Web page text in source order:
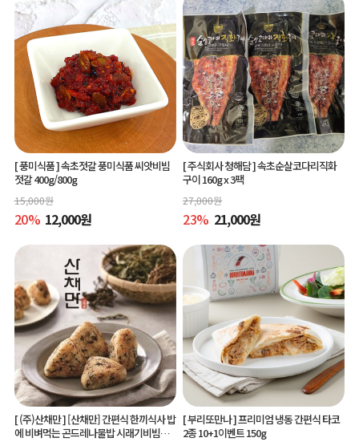
[ 풍미식품 ]속초젓갈 풍미식품 씨앗비빔
젓갈 400g/800g
15,000원
20% 12,000원
[ 주식회사 청해담 ]속초순살코다리직화
구이 160g x 3팩
27,000원
23% 21,000원
[ (주)산채만 ][산채만] 간편식 한끼식사 밥
에 비벼먹는 곤드레나물밥 시래기비빔밥
[ 부리또만나 ]프리미엄 냉동 간편식 타코
2종 10+1이벤트 150g